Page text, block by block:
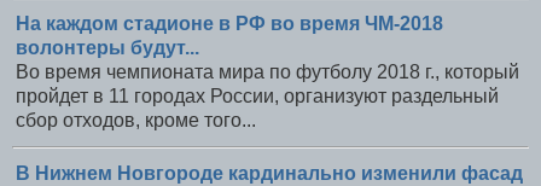
На каждом стадионе в РФ во время ЧМ-2018
волонтеры будут...
Во время чемпионата мира по футболу 2018 г., который
пройдет в 11 городах России, организуют раздельный
сбор отходов, кроме того...
В Нижнем Новгороде кардинально изменили фасад